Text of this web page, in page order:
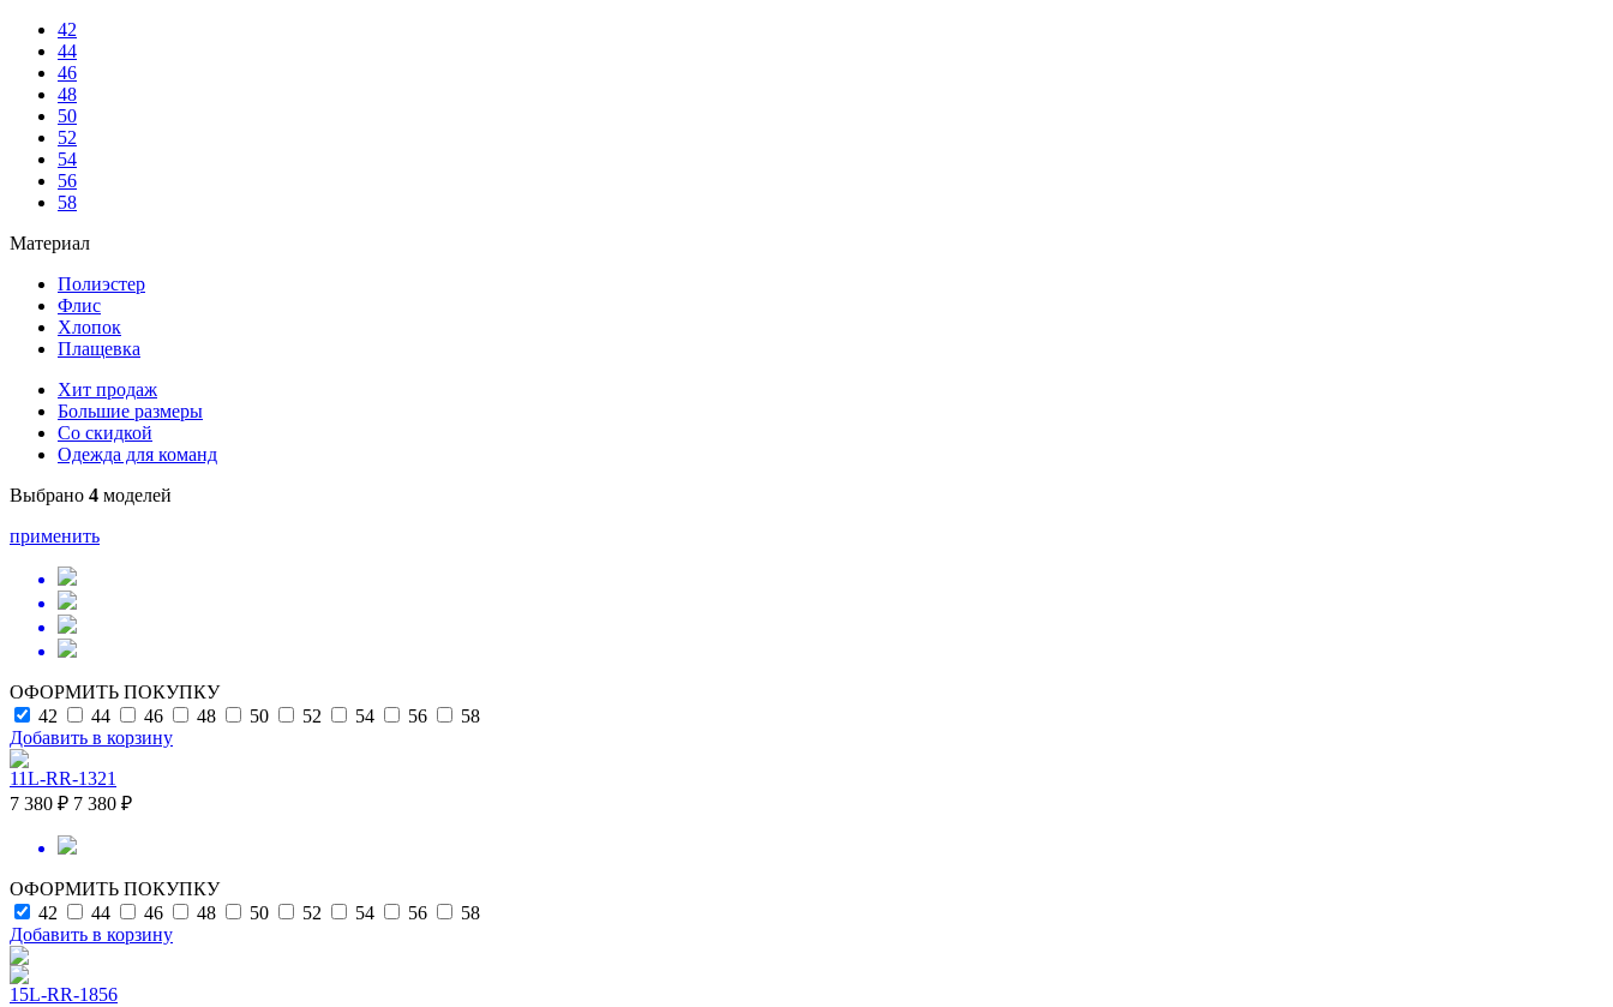
42
44
46
48
50
52
54
56
58
Материал
Полиэстер
Флис
Хлопок
Плащевка
Хит продаж
Большие размеры
Со скидкой
Одежда для команд
Выбрано 4 моделей
применить
ОФОРМИТЬ ПОКУПКУ
42
44 46 48 50 52 54 56
58
Добавить в корзину
11L-RR-1321
7 380 ₽ 7 380 ₽
ОФОРМИТЬ ПОКУПКУ
42
44 46 48 50 52 54 56
58
Добавить в корзину
15L-RR-1856